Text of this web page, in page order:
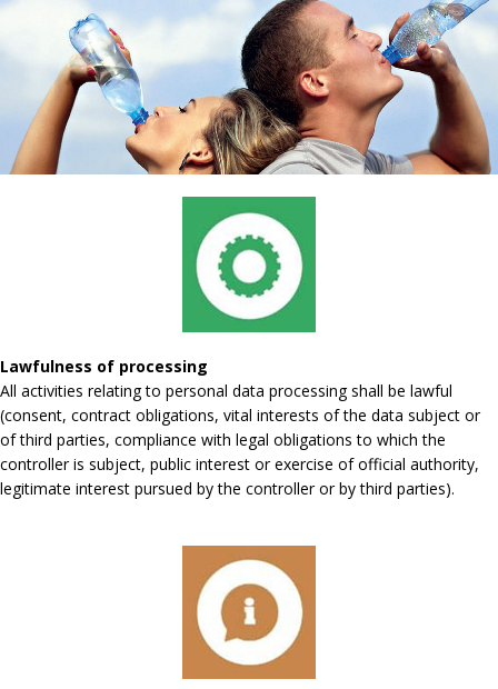
Lawfulness of processing
All activities relating to personal data processing shall be lawful
(consent, contract obligations, vital interests of the data subject or
of third parties, compliance with legal obligations to which the
controller is subject, public interest or exercise of official authority,
legitimate interest pursued by the controller or by third parties).